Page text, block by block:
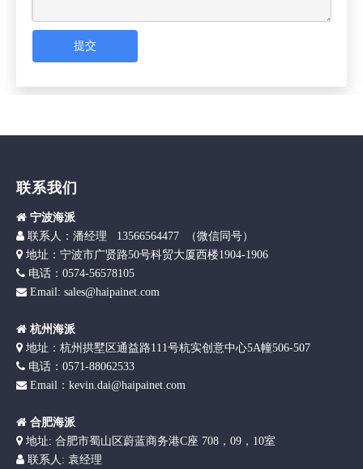
提交
联系我们
 宁波海派
 联系人：潘经理 13566564477 （微信同号）
 地址：宁波市广贤路50号科贸大厦西楼1904-1906
 电话：0574-56578105
 Email: sales@haipainet.com
 杭州海派
 地址：杭州拱墅区通益路111号杭实创意中心5A幢506-507
 电话：0571-88062533
 Email：kevin.dai@haipainet.com
 合肥海派
 地址: 合肥市蜀山区蔚蓝商务港C座 708，09，10室
 联系人: 袁经理